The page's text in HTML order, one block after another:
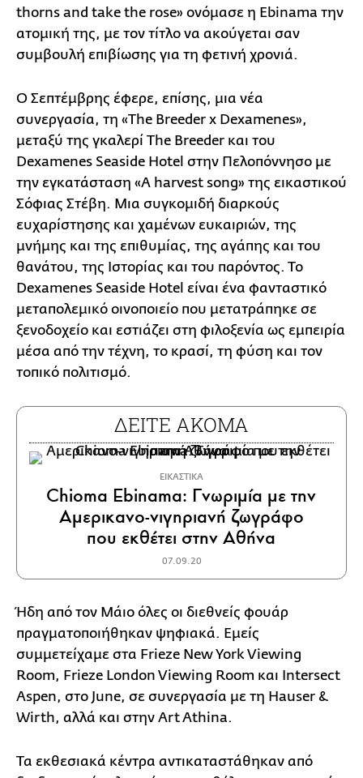
thorns and take the rose» ονόμασε η Ebinama την
ατομική της, με τον τίτλο να ακούγεται σαν
συμβουλή επιβίωσης για τη φετινή χρονιά.
O Σεπτέμβρης έφερε, επίσης, μια νέα
συνεργασία, τη «The Breeder x Dexamenes»,
μεταξύ της γκαλερί The Breeder και του
Dexamenes Seaside Hotel στην Πελοπόννησο με
την εγκατάσταση «Α harvest song» της εικαστικού
Σόφιας Στέβη. Μια συγκομιδή διαρκούς
ευχαρίστησης και χαμένων ευκαιριών, της
μνήμης και της επιθυμίας, της αγάπης και του
θανάτου, της Ιστορίας και του παρόντος. Το
Dexamenes Seaside Hotel είναι ένα φανταστικό
μεταπολεμικό οινοποιείο που μετατράπηκε σε
ξενοδοχείο και εστιάζει στη φιλοξενία ως εμπειρία
μέσα από την τέχνη, το κρασί, τη φύση και τον
τοπικό πολιτισμό.
ΔΕΙΤΕ ΑΚΟΜΑ
ΕΙΚΑΣΤΙΚΑ
Chioma Ebinama: Γνωριμία με την
Αμερικανο-νιγηριανή ζωγράφο
που εκθέτει στην Αθήνα
07.09.20
Ήδη από τον Μάιο όλες οι διεθνείς φουάρ
πραγματοποιήθηκαν ψηφιακά. Εμείς
συμμετείχαμε στα Frieze New York Viewing
Room, Frieze London Viewing Room και Intersect
Aspen, στο June, σε συνεργασία με τη Hauser &
Wirth, αλλά και στην Art Athina.
Τα εκθεσιακά κέντρα αντικαταστάθηκαν από